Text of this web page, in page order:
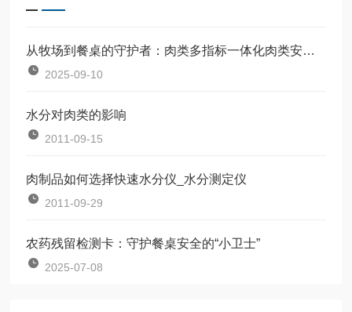
从牧场到餐桌的守护者：肉类多指标一体化肉类安全检测仪
2025-09-10
水分对肉类的影响
2011-09-15
肉制品如何选择快速水分仪_水分测定仪
2011-09-29
农药残留检测卡：守护餐桌安全的“小卫士”
2025-07-08